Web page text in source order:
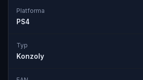
Platforma
PS4
Typ
Konzoly